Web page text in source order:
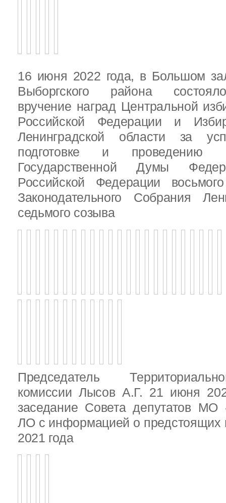
16 июня 2022 года, в Большом
Выборгского района
вручение наград Центральной
Российской Федерации и
Ленинградской области за
подготовке и проведению
Государственной Думы
Российской Федерации
Законодательного Собрания
седьмого созыва
Председатель
комиссии Лысов А.Г. 21 июня
заседание Совета депутатов МО
ЛО с информацией о предстоящих
2021 года